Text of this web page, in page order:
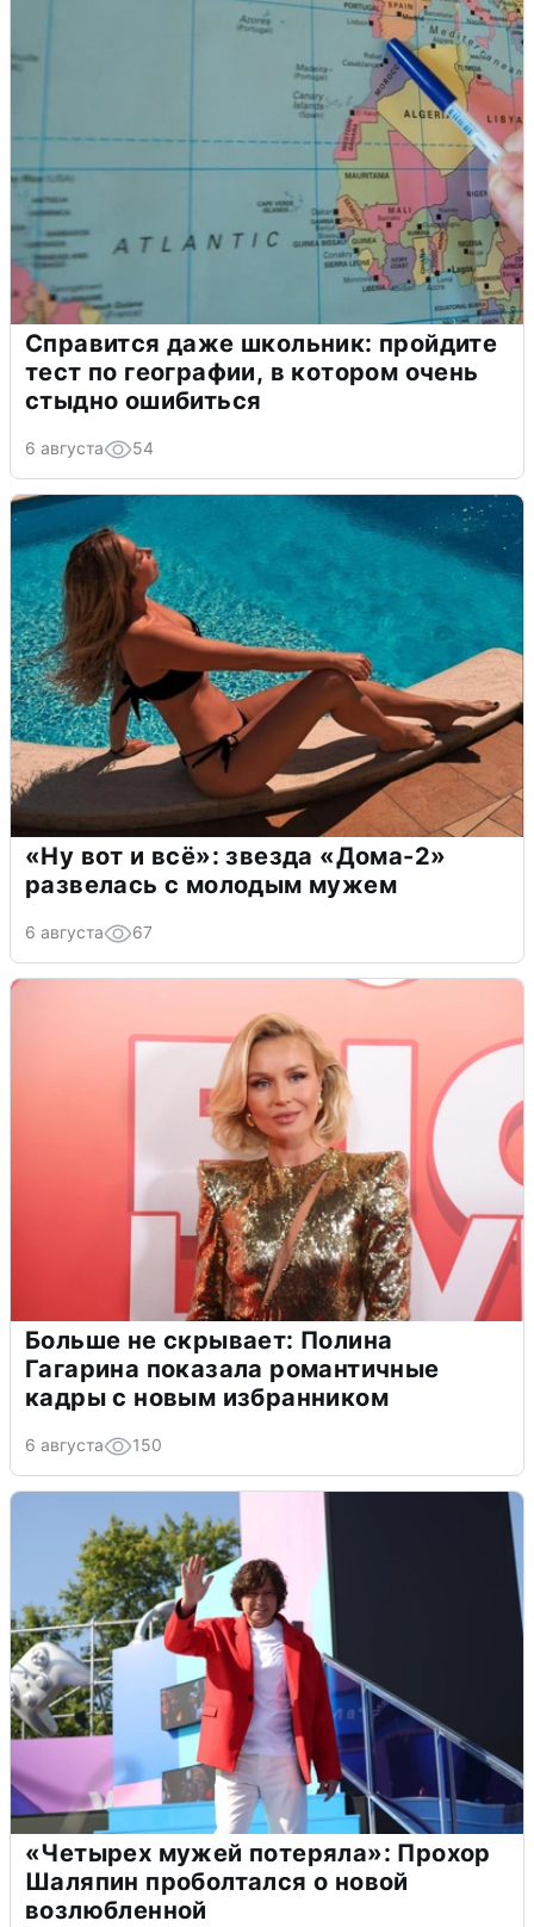
Справится даже школьник: пройдите
тест по географии, в котором очень
стыдно ошибиться
6 августа 54
«Ну вот и всё»: звезда «Дома-2»
развелась с молодым мужем
6 августа 67
Больше не скрывает: Полина
Гагарина показала романтичные
кадры с новым избранником
6 августа 150
«Четырех мужей потеряла»: Прохор
Шаляпин проболтался о новой
возлюбленной